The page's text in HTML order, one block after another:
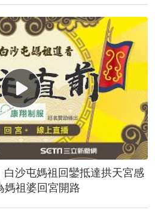
沙屯媽祖回鑾抵達拱天宮感
媽祖婆回宮開路